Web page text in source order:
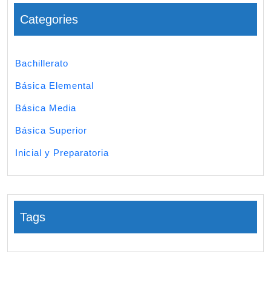
Categories
Bachillerato
Básica Elemental
Básica Media
Básica Superior
Inicial y Preparatoria
Tags